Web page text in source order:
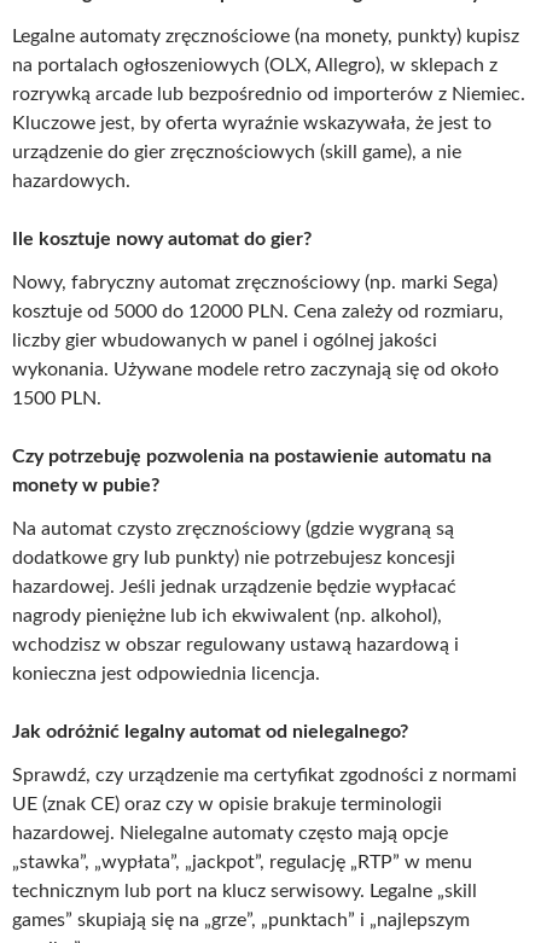
Legalne automaty zręcznościowe (na monety, punkty) kupisz
na portalach ogłoszeniowych (OLX, Allegro), w sklepach z
rozrywką arcade lub bezpośrednio od importerów z Niemiec.
Kluczowe jest, by oferta wyraźnie wskazywała, że jest to
urządzenie do gier zręcznościowych (skill game), a nie
hazardowych.
Ile kosztuje nowy automat do gier?
Nowy, fabryczny automat zręcznościowy (np. marki Sega)
kosztuje od 5000 do 12000 PLN. Cena zależy od rozmiaru,
liczby gier wbudowanych w panel i ogólnej jakości
wykonania. Używane modele retro zaczynają się od około
1500 PLN.
Czy potrzebuję pozwolenia na postawienie automatu na
monety w pubie?
Na automat czysto zręcznościowy (gdzie wygraną są
dodatkowe gry lub punkty) nie potrzebujesz koncesji
hazardowej. Jeśli jednak urządzenie będzie wypłacać
nagrody pieniężne lub ich ekwiwalent (np. alkohol),
wchodzisz w obszar regulowany ustawą hazardową i
konieczna jest odpowiednia licencja.
Jak odróżnić legalny automat od nielegalnego?
Sprawdź, czy urządzenie ma certyfikat zgodności z normami
UE (znak CE) oraz czy w opisie brakuje terminologii
hazardowej. Nielegalne automaty często mają opcje
„stawka”, „wypłata”, „jackpot”, regulację „RTP” w menu
technicznym lub port na klucz serwisowy. Legalne „skill
games” skupiają się na „grze”, „punktach” i „najlepszym